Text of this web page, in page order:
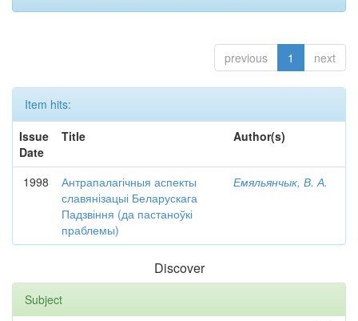
previous 1 next
Item hits:
Issue
Date
Title Author(s)
1998
Антрапалагічныя аспекты
славянізацыі Беларускага
Падзвіння (да пастаноўкі
праблемы)
Емяльянчык, В. А.
Discover
Subject